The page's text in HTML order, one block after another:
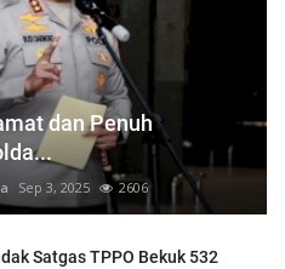
dan Penuh
Sep 3, 2025 2606
Satgas TPPO Bekuk 532